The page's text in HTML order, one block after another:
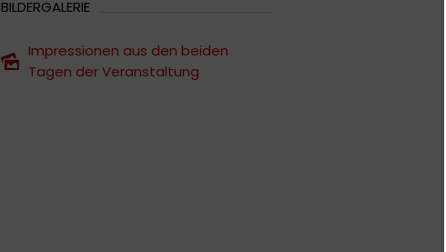
BILDERGALERIE
Impressionen aus den beiden
Tagen der Veranstaltung